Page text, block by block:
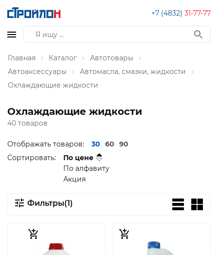
+7 (4832) 31-77-77
Главная Каталог
Автотовары
Автоаксессуары
Автомасла, смазки, жидкости
Охлаждающие жидкости
Охлаждающие жидкости
40 товаров
Отображать товаров: 30 60
90
Сортировать:
По цене
По алфавиту
Акция
Фильтры(1)